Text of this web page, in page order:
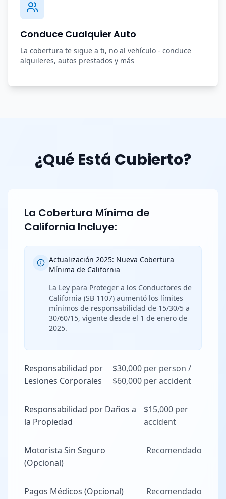
Conduce Cualquier Auto
La cobertura te sigue a ti, no al vehículo - conduce
alquileres, autos prestados y más
¿Qué Está Cubierto?
La Cobertura Mínima de
California Incluye:
Actualización 2025: Nueva Cobertura
Mínima de California
La Ley para Proteger a los Conductores de
California (SB 1107) aumentó los límites
mínimos de responsabilidad de 15/30/5 a
30/60/15, vigente desde el 1 de enero de
2025.
Responsabilidad por
Lesiones Corporales
$30,000 per person /
$60,000 per accident
Responsabilidad por Daños a
la Propiedad
$15,000 per
accident
Motorista Sin Seguro
(Opcional)
Recomendado
Pagos Médicos (Opcional) Recomendado